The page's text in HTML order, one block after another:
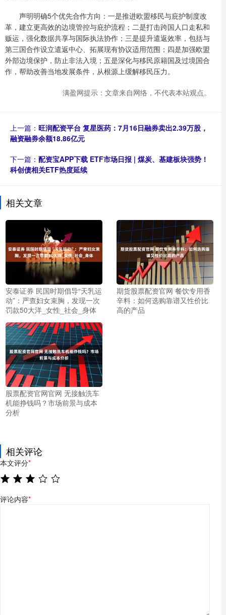
声明明确5个优先合作方向：一是推进欧盟移民与庇护制度改
革，建立更高效的边境管控与庇护流程；二是打击跨国人口走私和
贩运，强化数据共享与国际执法协作；三是提升遣返效率，包括与
第三国合作设立遣返中心、拓展现有协议适用范围；四是加强欧盟
外部边境保护，防止非法入境；五是深化与移民原籍国及过境国合
作，帮助改善当地发展条件，从根源上缓解移民压力。
满盈网提示：文章来自网络，不代表本站观点。
上一篇： 旺润配资平台 复星医药：7月16日融券卖出2.39万股，
融资融券余额18.86亿元
下一篇： 配资宝APP下载 ETF市场日报 | 煤炭、基建板块强势！
科创债相关ETF热度延续
相关文章
安泰证券 民国时期倡导“天乳运
动”：严查妇女束胸，发现一次
罚款50大洋_女性_社会_身体
期货股票配资官网 餐饮专用香
辛料：如何选购靠谱又性价比
高的产品
股票配资官网官网 无接触洗车
机能挣钱吗？市场前景与成本
分析
相关评论
本文评分*
评论内容*